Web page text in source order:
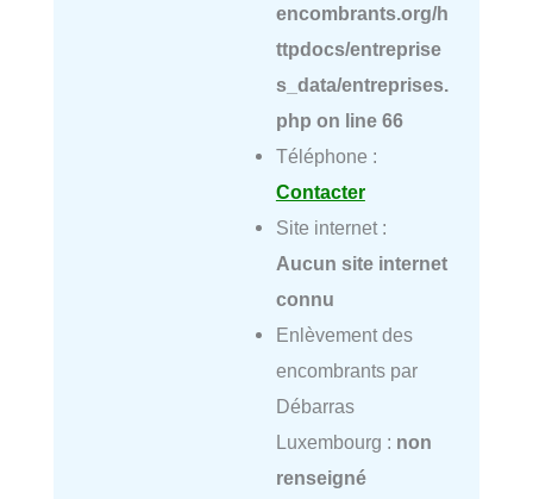
encombrants.org/h
ttpdocs/entreprise
s_data/entreprises.
php on line 66
Téléphone :
Contacter
Site internet :
Aucun site internet
connu
Enlèvement des
encombrants par
Débarras
Luxembourg : non
renseigné